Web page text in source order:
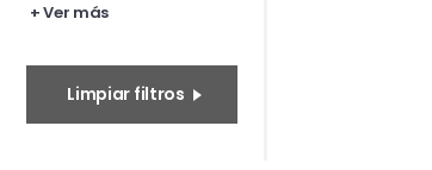
+ Ver más
Limpiar filtros